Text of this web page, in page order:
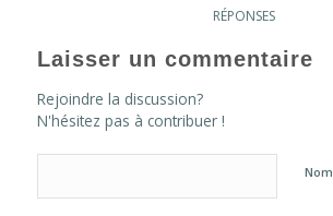
RÉPONSES
Laisser un commentaire
Rejoindre la discussion?
N'hésitez pas à contribuer !
Nom